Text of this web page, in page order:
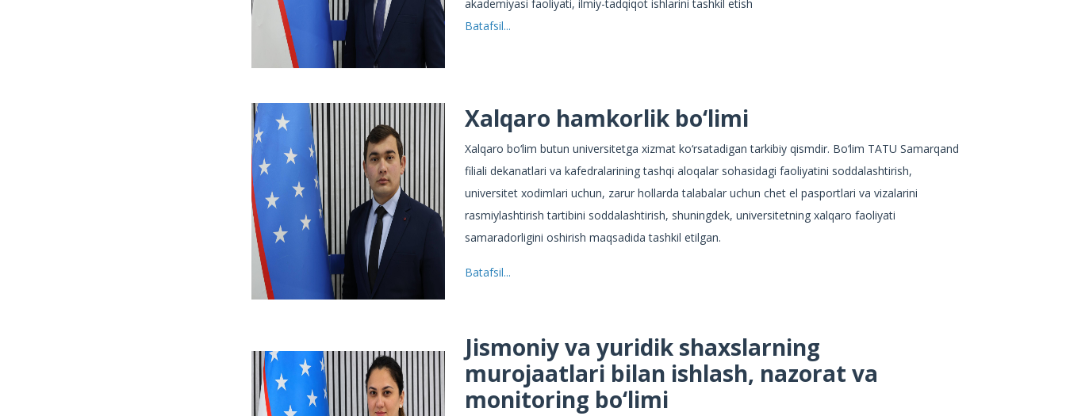
akademiyasi faoliyati, ilmiy-tadqiqot ishlarini tashkil etish
Batafsil...
Xalqaro hamkorlik bo‘limi
Xalqaro bo‘lim butun universitetga xizmat ko‘rsatadigan tarkibiy qismdir. Bo‘lim TATU Samarqand
filiali dekanatlari va kafedralarining tashqi aloqalar sohasidagi faoliyatini soddalashtirish,
universitet xodimlari uchun, zarur hollarda talabalar uchun chet el pasportlari va vizalarini
rasmiylashtirish tartibini soddalashtirish, shuningdek, universitetning xalqaro faoliyati
samaradorligini oshirish maqsadida tashkil etilgan.
Batafsil...
Jismoniy va yuridik shaxslarning
murojaatlari bilan ishlash, nazorat va
monitoring bo‘limi